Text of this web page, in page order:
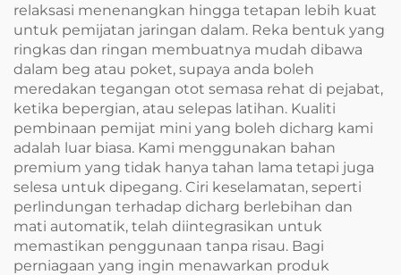
relaksasi menenangkan hingga tetapan lebih kuat
untuk pemijatan jaringan dalam. Reka bentuk yang
ringkas dan ringan membuatnya mudah dibawa
dalam beg atau poket, supaya anda boleh
meredakan tegangan otot semasa rehat di pejabat,
ketika bepergian, atau selepas latihan. Kualiti
pembinaan pemijat mini yang boleh dicharg kami
adalah luar biasa. Kami menggunakan bahan
premium yang tidak hanya tahan lama tetapi juga
selesa untuk dipegang. Ciri keselamatan, seperti
perlindungan terhadap dicharg berlebihan dan
mati automatik, telah diintegrasikan untuk
memastikan penggunaan tanpa risau. Bagi
perniagaan yang ingin menawarkan produk